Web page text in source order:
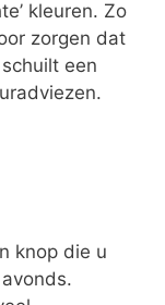
kleuren. Zo
zorgen dat
een
knop die u